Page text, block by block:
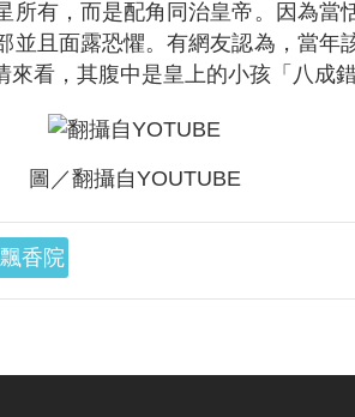
有，而是配角同治皇帝。因為當
且面露恐懼。有網友認為，當
看，其腹中是皇上的小孩「八成錯
圖／翻攝自YOUTUBE
飄香院